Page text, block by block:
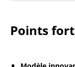
Points